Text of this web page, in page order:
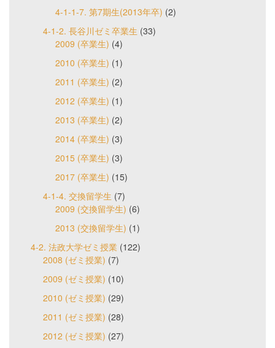
4-1-1-7. 第7期生(2013年卒) (2)
4-1-2. 長谷川ゼミ卒業生 (33)
2009 (卒業生) (4)
2010 (卒業生) (1)
2011 (卒業生) (2)
2012 (卒業生) (1)
2013 (卒業生) (2)
2014 (卒業生) (3)
2015 (卒業生) (3)
2017 (卒業生) (15)
4-1-4. 交換留学生 (7)
2009 (交換留学生) (6)
2013 (交換留学生) (1)
4-2. 法政大学ゼミ授業 (122)
2008 (ゼミ授業) (7)
2009 (ゼミ授業) (10)
2010 (ゼミ授業) (29)
2011 (ゼミ授業) (28)
2012 (ゼミ授業) (27)